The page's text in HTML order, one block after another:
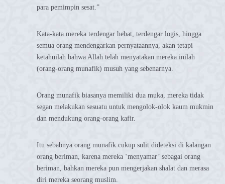
para pemimpin sesat.”
Kata-kata mereka terdengar hebat, terdengar logis, hingga
semua orang mendengarkan pernyataannya, akan tetapi
ketahuilah bahwa Allah telah menyatakan mereka inilah
(orang-orang munafik) musuh yang sebenarnya.
Orang munafik biasanya memiliki dua muka, mereka tidak
segan melakukan sesuatu untuk mengolok-olok kaum mukmin
dan mendukung orang-orang kafir.
Itu sebabnya orang munafik cukup sulit dideteksi di kalangan
orang beriman, karena mereka ‘menyamar’ sebagai orang
beriman, bahkan mereka pun mengerjakan shalat dan merasa
diri mereka seorang muslim.